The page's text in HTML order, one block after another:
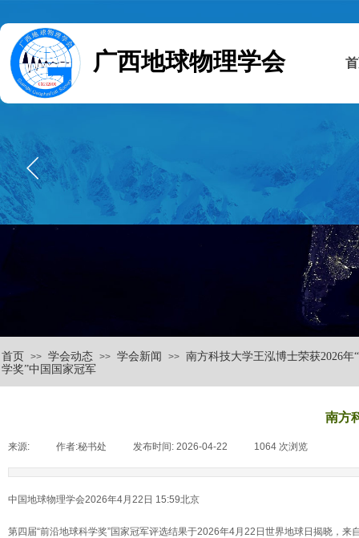
广西地球物理学会
首页 >> 学会动态 >> 学会新闻 >> 南方科技大学王泓博士荣获2026年
学奖”中国国家冠军
南方
来源: 作者:秘书处 发布时间: 2026-04-22 1064 次浏览
中国地球物理学会2026年4月22日 15:59北京
第四届“前沿地球科学奖”国家冠军评选结果于2026年4月22日世界地球日揭晓，